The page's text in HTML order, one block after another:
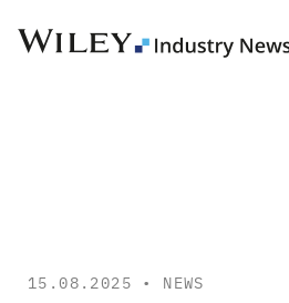
15.08.2025 • NEWS